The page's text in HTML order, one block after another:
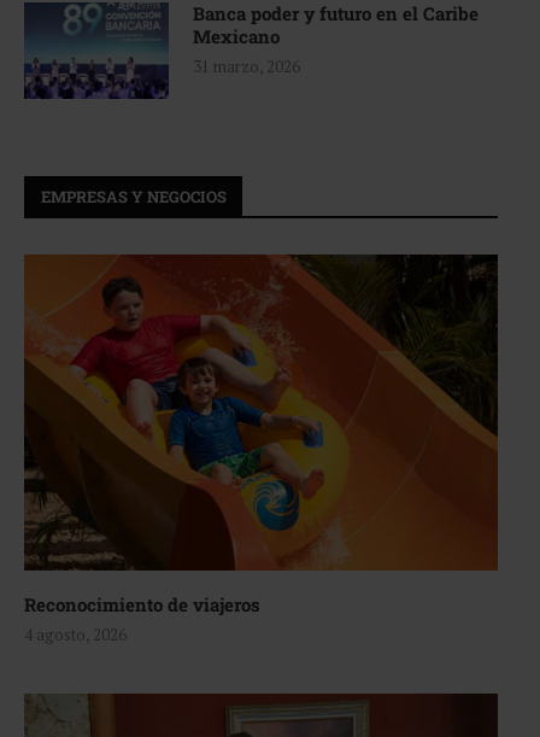
Banca poder y futuro en el Caribe
Mexicano
31 marzo, 2026
EMPRESAS Y NEGOCIOS
Reconocimiento de viajeros
4 agosto, 2026